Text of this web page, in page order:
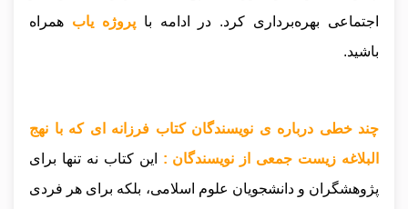
اجتماعی بهره‌برداری کرد. در ادامه با پروژه یاب همراه
باشید.
چند خطی درباره ی نویسندگان کتاب فرزانه ای که با نهج
البلاغه زیست جمعی از نویسندگان :
این کتاب نه تنها برای
پژوهشگران و دانشجویان علوم اسلامی، بلکه برای هر فردی